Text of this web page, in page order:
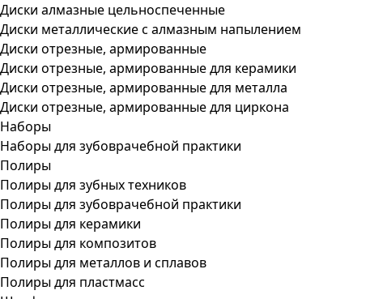
Диски алмазные цельноспеченные
Диски металлические с алмазным напылением
Диски отрезные, армированные
Диски отрезные, армированные для керамики
Диски отрезные, армированные для металла
Диски отрезные, армированные для циркона
Наборы
Наборы для зубоврачебной практики
Полиры
Полиры для зубных техников
Полиры для зубоврачебной практики
Полиры для керамики
Полиры для композитов
Полиры для металлов и сплавов
Полиры для пластмасс